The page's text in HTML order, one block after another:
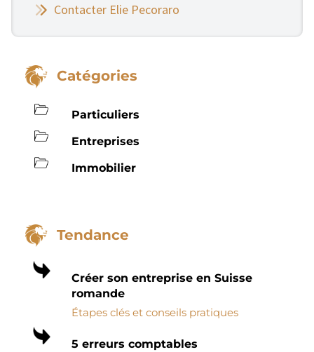
Contacter Elie Pecoraro
Catégories
Particuliers
Entreprises
Immobilier
Tendance
Créer son entreprise en Suisse
romande
Étapes clés et conseils pratiques
5 erreurs comptables